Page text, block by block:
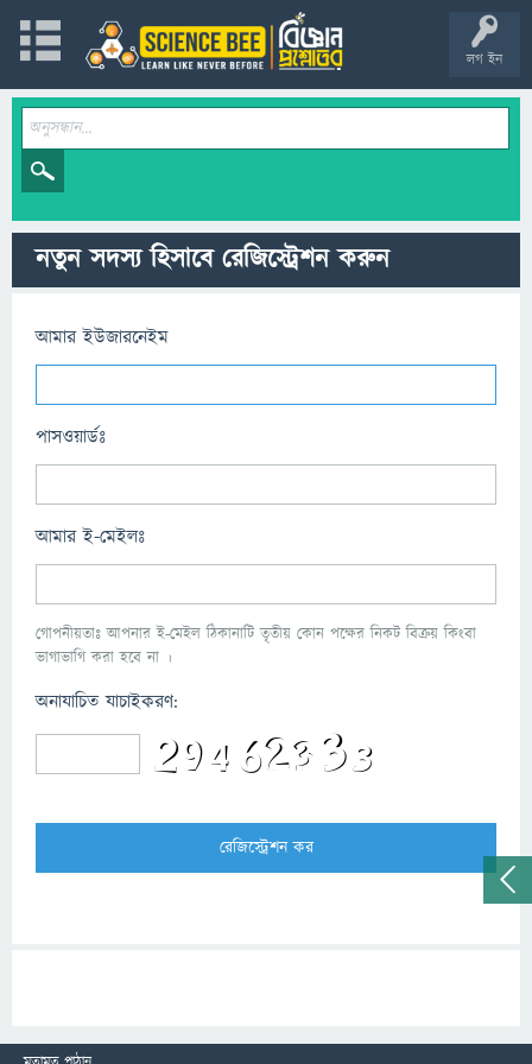
লগ ইন
নতুন সদস্য হিসাবে রেজিস্ট্রেশন করুন
আমার ইউজারনেইম
পাসওয়ার্ডঃ
আমার ই-মেইলঃ
গোপনীয়তাঃ আপনার ই-মেইল ঠিকানাটি তৃতীয় কোন পক্ষের নিকট বিক্রয় কিংবা
ভাগাভাগি করা হবে না ।
অনাযাচিত যাচাইকরণ: